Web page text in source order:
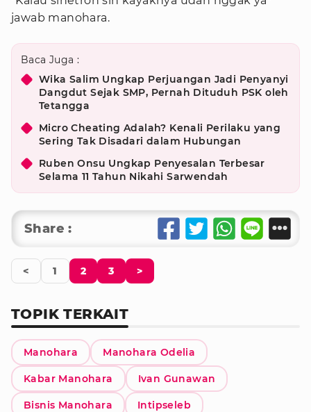
jawab manohara.
Baca Juga :
Wika Salim Ungkap Perjuangan Jadi Penyanyi
Dangdut Sejak SMP, Pernah Dituduh PSK oleh
Tetangga
Micro Cheating Adalah? Kenali Perilaku yang
Sering Tak Disadari dalam Hubungan
Ruben Onsu Ungkap Penyesalan Terbesar
Selama 11 Tahun Nikahi Sarwendah
Share :
< 1 2 3 >
TOPIK TERKAIT
Manohara Manohara Odelia
Kabar Manohara Ivan Gunawan
Bisnis Manohara Intipseleb